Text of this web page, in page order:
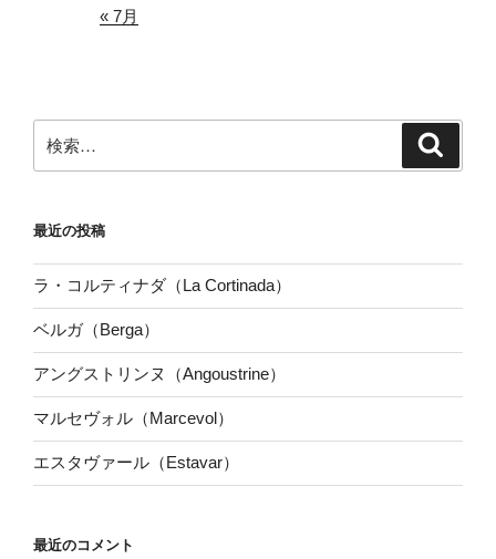
« 7月
索:
最近の投稿
ラ・コルティナダ（La Cortinada）
ベルガ（Berga）
アングストリンヌ（Angoustrine）
マルセヴォル（Marcevol）
エスタヴァール（Estavar）
最近のコメント